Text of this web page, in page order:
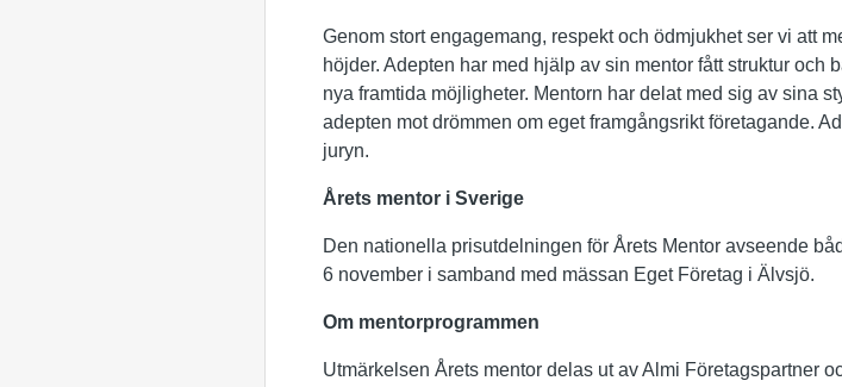
Genom stort engagemang, respekt och ödmjukhet ser vi att
höjder. Adepten har med hjälp av sin mentor fått struktur och
nya framtida möjligheter. Mentorn har delat med sig av sina
adepten mot drömmen om eget framgångsrikt företagande.
juryn.
Årets mentor i Sverige
Den nationella prisutdelningen för Årets Mentor avseende
6 november i samband med mässan Eget Företag i Älvsjö.
Om mentorprogrammen
Utmärkelsen Årets mentor delas ut av Almi Företagspartner